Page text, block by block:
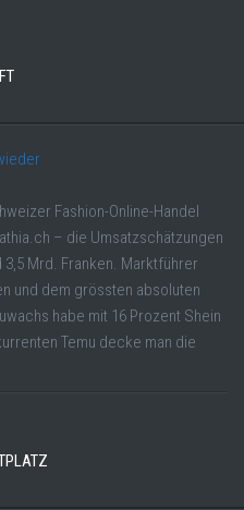
Fashion-Online-Handel
– die Umsatzschätzungen
Mrd. Franken. Marktführer
und dem grössten absoluten
habe mit 16 Prozent Shein
Temu decke man die